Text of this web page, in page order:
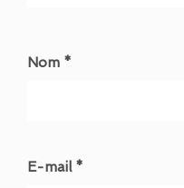
Nom *
E-mail *